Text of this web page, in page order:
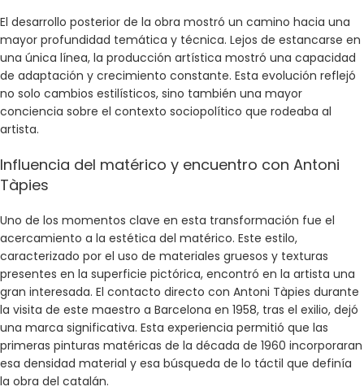
El desarrollo posterior de la obra mostró un camino hacia una
mayor profundidad temática y técnica. Lejos de estancarse en
una única línea, la producción artística mostró una capacidad
de adaptación y crecimiento constante. Esta evolución reflejó
no solo cambios estilísticos, sino también una mayor
conciencia sobre el contexto sociopolítico que rodeaba al
artista.
Influencia del matérico y encuentro con Antoni
Tàpies
Uno de los momentos clave en esta transformación fue el
acercamiento a la estética del matérico. Este estilo,
caracterizado por el uso de materiales gruesos y texturas
presentes en la superficie pictórica, encontró en la artista una
gran interesada. El contacto directo con Antoni Tàpies durante
la visita de este maestro a Barcelona en 1958, tras el exilio, dejó
una marca significativa. Esta experiencia permitió que las
primeras pinturas matéricas de la década de 1960 incorporaran
esa densidad material y esa búsqueda de lo táctil que definía
la obra del catalán.